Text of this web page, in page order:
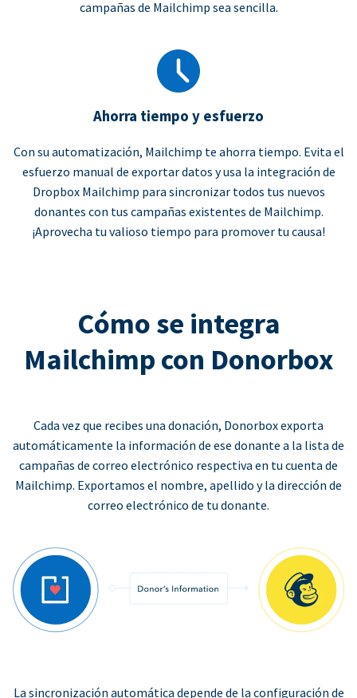
campañas de Mailchimp sea sencilla.
Ahorra tiempo y esfuerzo
Con su automatización, Mailchimp te ahorra tiempo. Evita el
esfuerzo manual de exportar datos y usa la integración de
Dropbox Mailchimp para sincronizar todos tus nuevos
donantes con tus campañas existentes de Mailchimp.
¡Aprovecha tu valioso tiempo para promover tu causa!
Cómo se integra
Mailchimp con Donorbox
Cada vez que recibes una donación, Donorbox exporta
automáticamente la información de ese donante a la lista de
campañas de correo electrónico respectiva en tu cuenta de
Mailchimp. Exportamos el nombre, apellido y la dirección de
correo electrónico de tu donante.
La sincronización automática depende de la configuración de